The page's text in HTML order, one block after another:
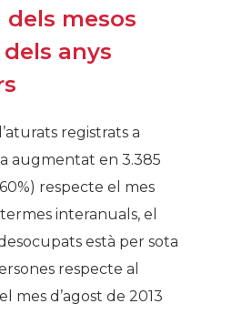
mesos
dels anys
registrats a
augmentat en 3.385
respecte el mes
interanuals, el
està per sota
respecte al
mes d’agost de 2013